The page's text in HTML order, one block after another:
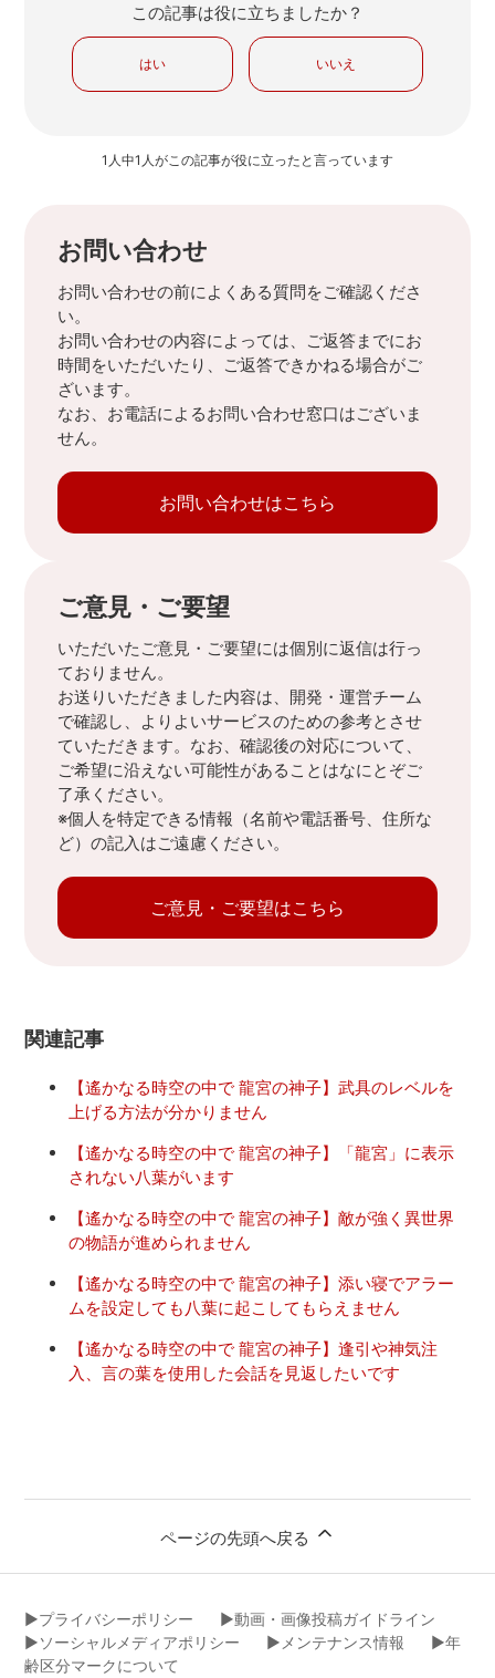
この記事は役に立ちましたか？
はい いいえ
1人中1人がこの記事が役に立ったと言っています
お問い合わせ
お問い合わせの前によくある質問をご確認くださ
い。
お問い合わせの内容によっては、ご返答までにお
時間をいただいたり、ご返答できかねる場合がご
ざいます。
なお、お電話によるお問い合わせ窓口はございま
せん。
お問い合わせはこちら
ご意見・ご要望
いただいたご意見・ご要望には個別に返信は行っ
ておりません。
お送りいただきました内容は、開発・運営チーム
で確認し、よりよいサービスのための参考とさせ
ていただきます。なお、確認後の対応について、
ご希望に沿えない可能性があることはなにとぞご
了承ください。
※個人を特定できる情報（名前や電話番号、住所な
ど）の記入はご遠慮ください。
ご意見・ご要望はこちら
関連記事
【遙かなる時空の中で 龍宮の神子】武具のレベルを
上げる方法が分かりません
【遙かなる時空の中で 龍宮の神子】「龍宮」に表示
されない八葉がいます
【遙かなる時空の中で 龍宮の神子】敵が強く異世界
の物語が進められません
【遙かなる時空の中で 龍宮の神子】添い寝でアラー
ムを設定しても八葉に起こしてもらえません
【遙かなる時空の中で 龍宮の神子】逢引や神気注
入、言の葉を使用した会話を見返したいです
ページの先頭へ戻る
▶︎プライバシーポリシー
▶︎動画・画像投稿ガイドライン
▶︎ソーシャルメディアポリシー
▶︎メンテナンス情報
▶︎年
齢区分マークについて